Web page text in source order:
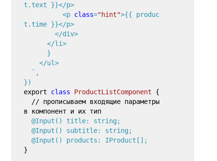
t.text }}</p>
          <p
class="hint">{{ produc
t.time }}</p>
})
export class ProductListComponent {
в компонент и их тип
  @Input() title: string;
  @Input() subtitle: string;
  @Input() products: IProduct[];
}